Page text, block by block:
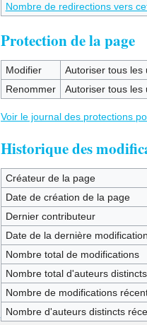
Nombre de redirections vers
Protection de la page
Modifier
Autoriser tous les
Renommer
Autoriser tous les
Voir le journal des protections
Historique des
Créateur de la page
Date de création de la page
Dernier contributeur
Date de la dernière
Nombre total de modifications
Nombre total d'auteurs distincts
Nombre de modifications
Nombre d'auteurs distincts